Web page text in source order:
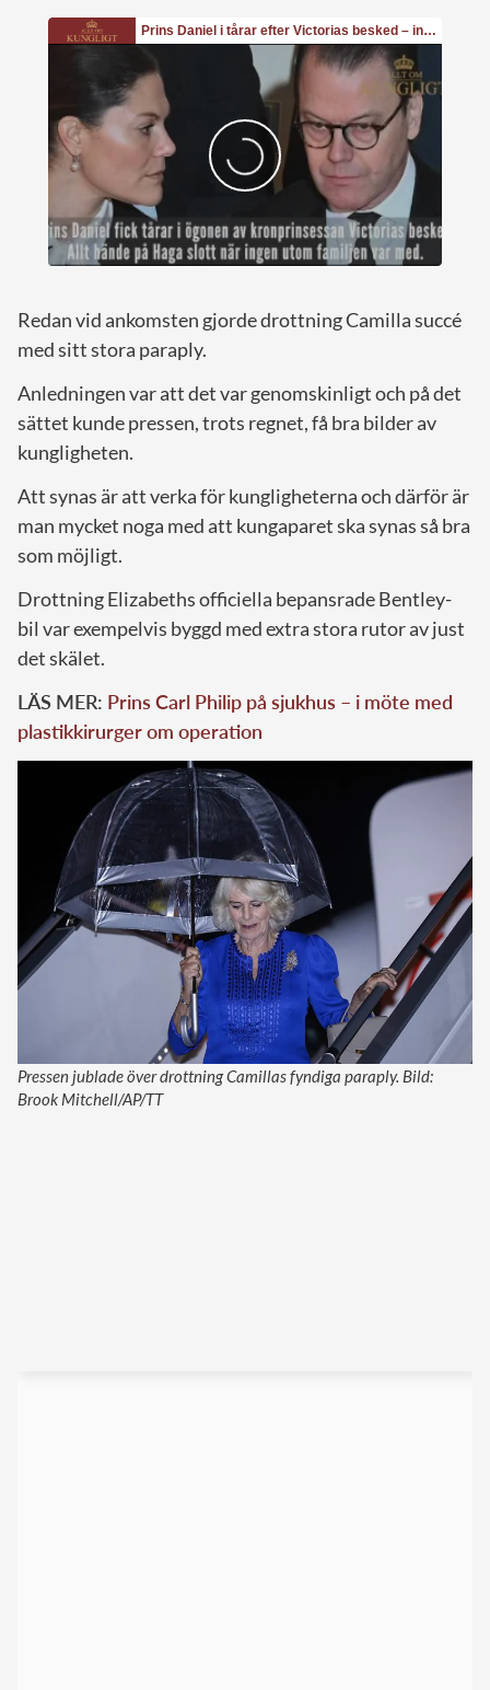
Redan vid ankomsten gjorde drottning Camilla succé
med sitt stora paraply.
Anledningen var att det var genomskinligt och på det
sättet kunde pressen, trots regnet, få bra bilder av
kungligheten.
Att synas är att verka för kungligheterna och därför är
man mycket noga med att kungaparet ska synas så bra
som möjligt.
Drottning Elizabeths officiella bepansrade Bentley-
bil var exempelvis byggd med extra stora rutor av just
det skälet.
LÄS MER: Prins Carl Philip på sjukhus – i möte med
plastikkirurger om operation
Pressen jublade över drottning Camillas fyndiga paraply. Bild:
Brook Mitchell/AP/TT